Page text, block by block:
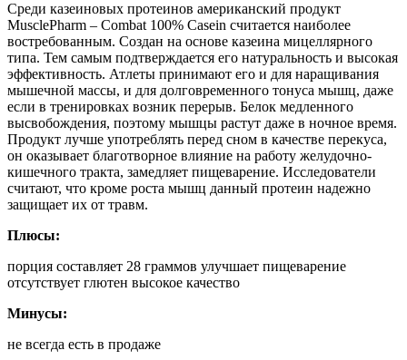
Среди казеиновых протеинов американский продукт
MusclePharm – Combat 100% Casein считается наиболее
востребованным. Создан на основе казеина мицеллярного
типа. Тем самым подтверждается его натуральность и высокая
эффективность. Атлеты принимают его и для наращивания
мышечной массы, и для долговременного тонуса мышц, даже
если в тренировках возник перерыв. Белок медленного
высвобождения, поэтому мышцы растут даже в ночное время.
Продукт лучше употреблять перед сном в качестве перекуса,
он оказывает благотворное влияние на работу желудочно-
кишечного тракта, замедляет пищеварение. Исследователи
считают, что кроме роста мышц данный протеин надежно
защищает их от травм.
Плюсы:
порция составляет 28 граммов улучшает пищеварение
отсутствует глютен высокое качество
Минусы:
не всегда есть в продаже